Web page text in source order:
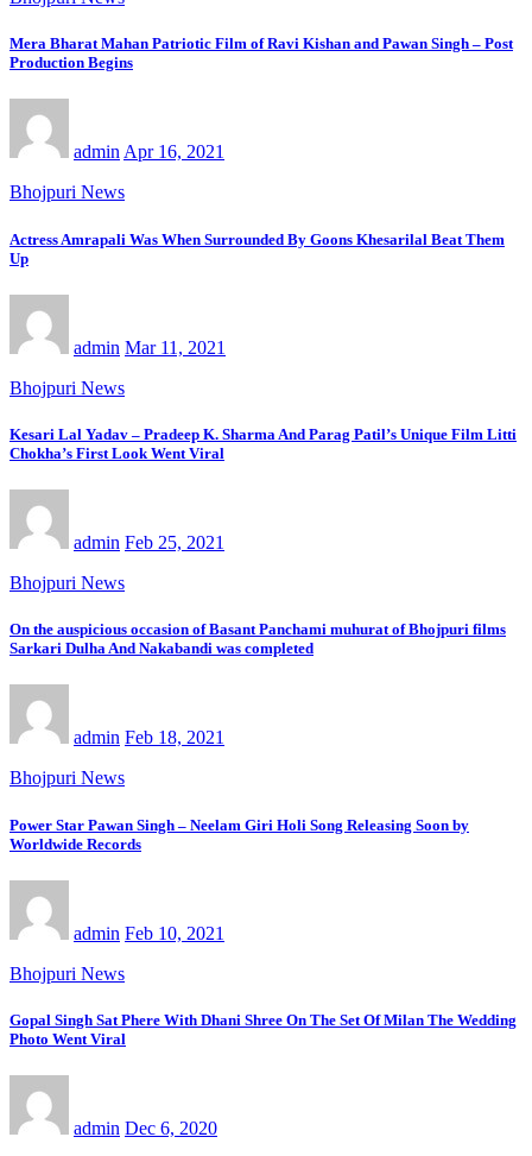
Mera Bharat Mahan Patriotic Film of Ravi Kishan and Pawan Singh – Post
Production Begins
admin Apr 16, 2021
Bhojpuri News
Actress Amrapali Was When Surrounded By Goons Khesarilal Beat Them
Up
admin Mar 11, 2021
Bhojpuri News
Kesari Lal Yadav – Pradeep K. Sharma And Parag Patil’s Unique Film Litti
Chokha’s First Look Went Viral
admin Feb 25, 2021
Bhojpuri News
On the auspicious occasion of Basant Panchami muhurat of Bhojpuri films
Sarkari Dulha And Nakabandi was completed
admin Feb 18, 2021
Bhojpuri News
Power Star Pawan Singh – Neelam Giri Holi Song Releasing Soon by
Worldwide Records
admin Feb 10, 2021
Bhojpuri News
Gopal Singh Sat Phere With Dhani Shree On The Set Of Milan The Wedding
Photo Went Viral
admin Dec 6, 2020